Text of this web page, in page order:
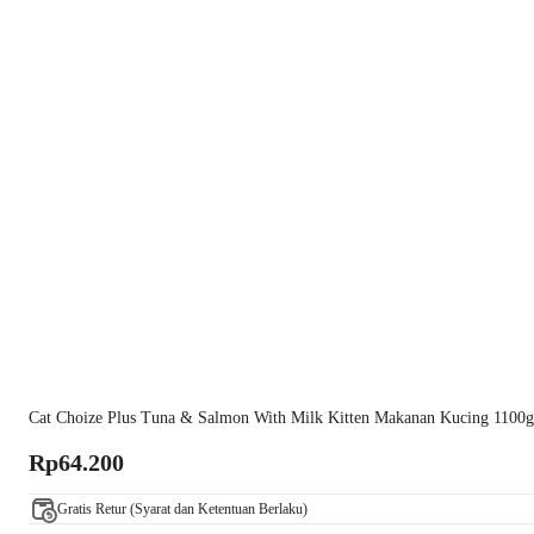
Cat Choize Plus Tuna & Salmon With Milk Kitten Makanan Kucing
Rp64.200
Gratis Retur (Syarat dan Ketentuan Berlaku)